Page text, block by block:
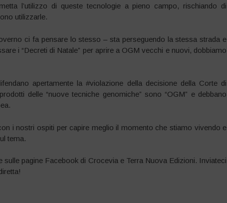
l’utilizzo di queste tecnologie a pieno campo, rischiando di
utilizzarle.
ci fa pensare lo stesso – sta perseguendo la stessa strada e
i “Decreti di Natale” per aprire a OGM vecchi e nuovi, dobbiamo
apertamente la #violazione della decisione della Corte di
delle “nuove tecniche genomiche” sono “OGM” e debbano
i nostri ospiti per capire meglio il momento che stiamo vivendo e
tema.
pagine Facebook di Crocevia e Terra Nuova Edizioni. Inviateci